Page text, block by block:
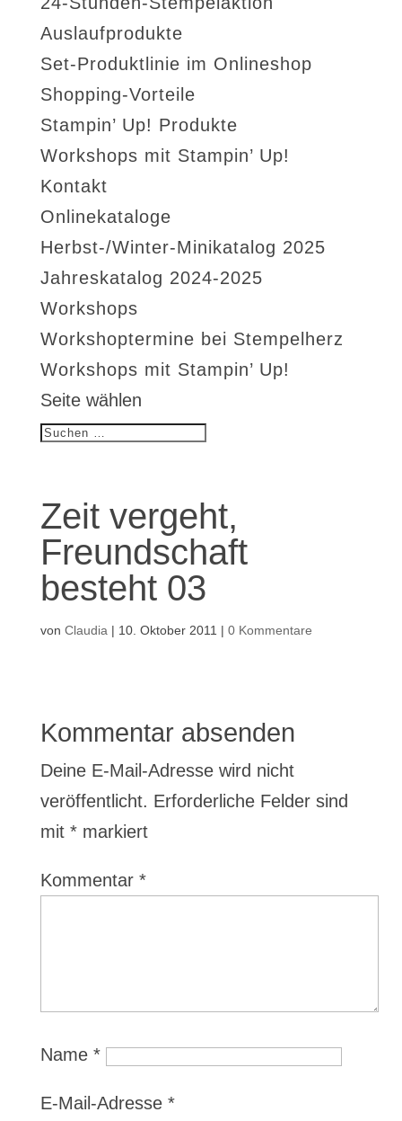
Auslaufprodukte
Set-Produktlinie im Onlineshop
Shopping-Vorteile
Stampin’ Up! Produkte
Workshops mit Stampin’ Up!
Kontakt
Onlinekataloge
Herbst-/Winter-Minikatalog 2025
Jahreskatalog 2024-2025
Workshops
Workshoptermine bei Stempelherz
Workshops mit Stampin’ Up!
Seite wählen
Zeit vergeht,
Freundschaft
besteht 03
von Claudia | 10. Oktober 2011 | 0 Kommentare
Kommentar absenden
Deine E-Mail-Adresse wird nicht
veröffentlicht. Erforderliche Felder sind
mit *markiert
Kommentar *
Name *
E-Mail-Adresse *